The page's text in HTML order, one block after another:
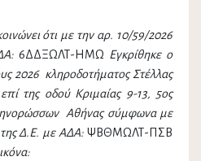
ότι με την αρ. 10/59/2026
6ΔΔΞΩΛΤ-ΗΜΩ Εγκρίθηκε ο
2026 κληροδοτήματος Στέλλας
της οδού Κριμαίας 9-13, 5ος
Αθήναςσύμφωνα με
Δ.Ε. με ΑΔΑ: ΨΒΘΜΩΛΤ-ΠΣΒ